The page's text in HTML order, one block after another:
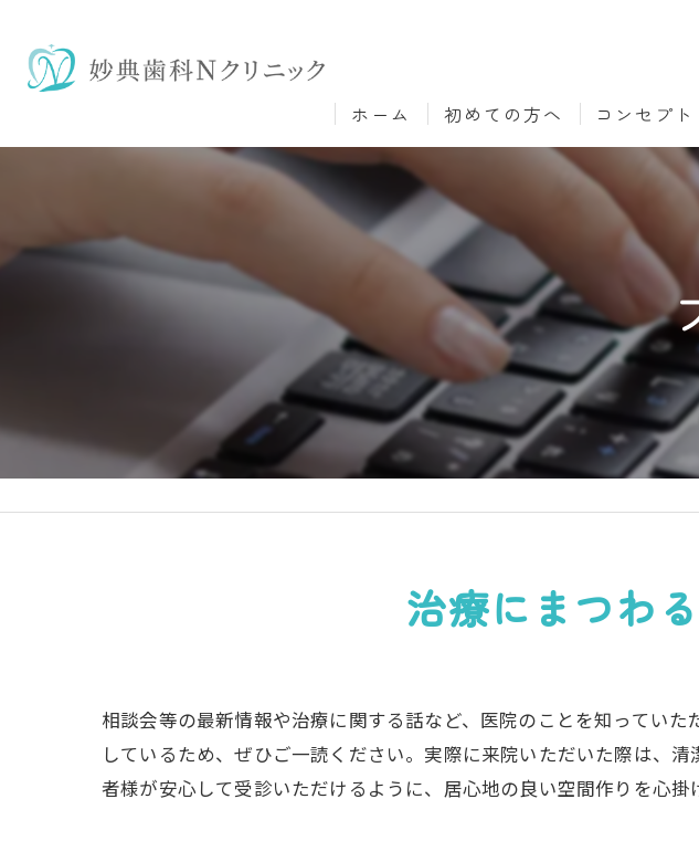
ホーム 初めての方へ コンセプト
治療にまつわ
相談会等の最新情報や治療に関する話など、医院のことを知ってい
しているため、ぜひご一読ください。実際に来院いただいた際は、
者様が安心して受診いただけるように、居心地の良い空間作りを心掛